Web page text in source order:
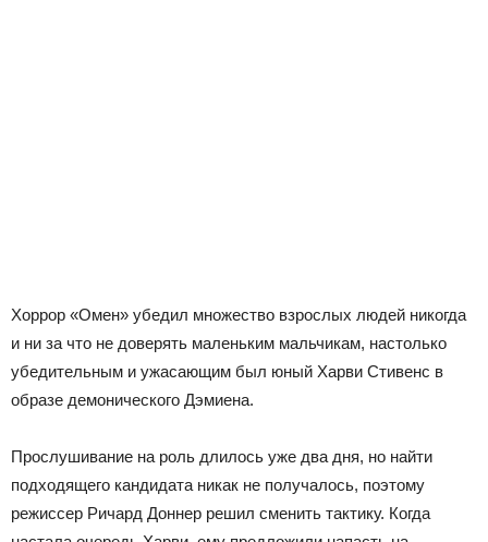
Хоррор «Омен» убедил множество взрослых людей никогда
и ни за что не доверять маленьким мальчикам, настолько
убедительным и ужасающим был юный Харви Стивенс в
образе демонического Дэмиена.
Прослушивание на роль длилось уже два дня, но найти
подходящего кандидата никак не получалось, поэтому
режиссер Ричард Доннер решил сменить тактику. Когда